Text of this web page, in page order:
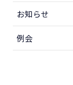
お知らせ
例会